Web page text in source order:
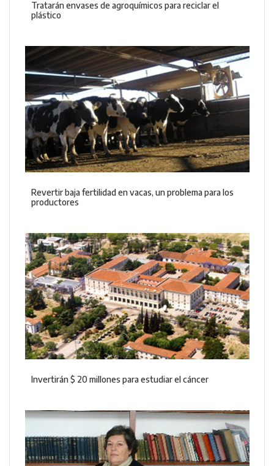
Tratarán envases de agroquímicos para reciclar el
plástico
Revertir baja fertilidad en vacas, un problema para los
productores
Invertirán $ 20 millones para estudiar el cáncer